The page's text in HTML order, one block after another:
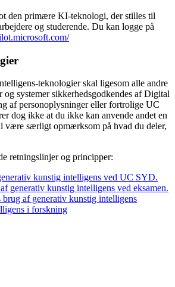
den primære KI-teknologi, der stilles til
og studerende. Du kan logge på
teknologier skal ligesom alle andre
systemer sikkerhedsgodkendes af Digital
af personoplysninger eller fortrolige UC
dog ikke at du ikke kan anvende andet en
være særligt opmærksom på hvad du deler,
retningslinjer og principper:
kunstig intelligens ved UC SYD.
generativ kunstig intelligens ved eksamen.
af generativ kunstig intelligens
i forskning